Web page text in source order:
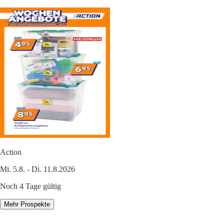
Action
Mi. 5.8. - Di. 11.8.2026
Noch 4 Tage gültig
Mehr Prospekte